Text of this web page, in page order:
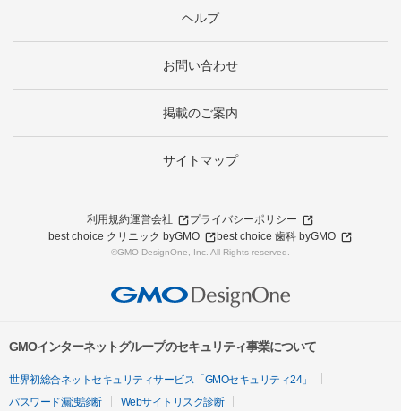
ヘルプ
お問い合わせ
掲載のご案内
サイトマップ
利用規約運営会社
プライバシーポリシー
best choice クリニック byGMO
best choice 歯科 byGMO
©GMO DesignOne, Inc. All Rights reserved.
GMOインターネットグループのセキュリティ事業について
世界初総合ネットセキュリティサービス「GMOセキュリティ24」
パスワード漏洩診断
Webサイトリスク診断